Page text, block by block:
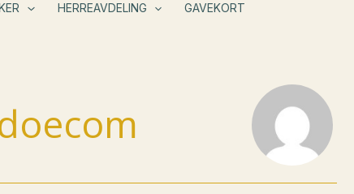
HERREAVDELING GAVEKORT